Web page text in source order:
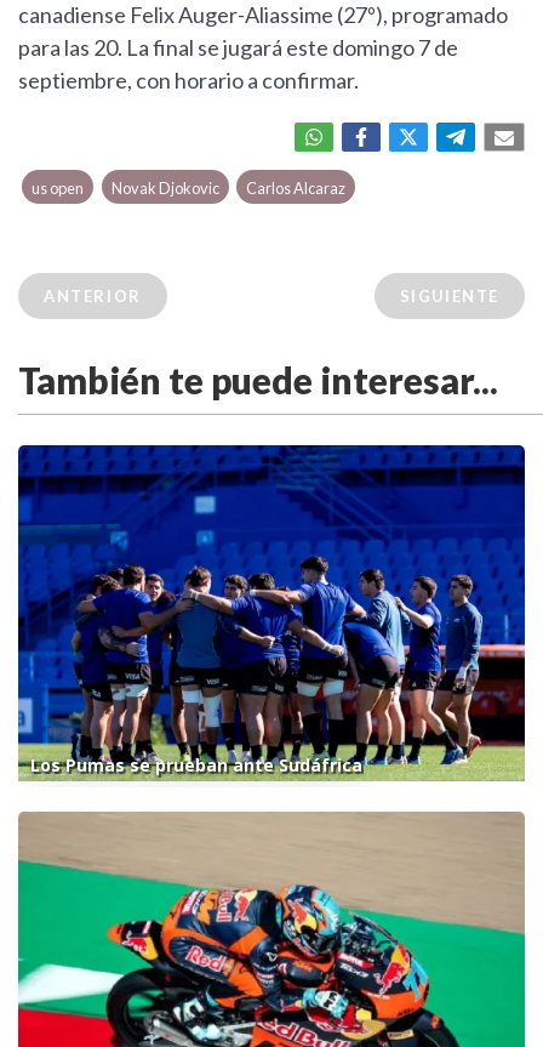
canadiense Felix Auger-Aliassime (27º), programado
para las 20. La final se jugará este domingo 7 de
septiembre, con horario a confirmar.
us open Novak Djokovic Carlos Alcaraz
ANTERIOR SIGUIENTE
También te puede interesar...
Los Pumas se prueban ante Sudáfrica